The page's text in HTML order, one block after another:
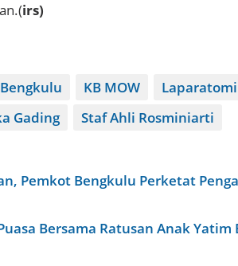
irs)
KB MOW
Laparatomi
Gading
Staf Ahli Rosminiarti
Pemkot Bengkulu Perketat
Bersama Ratusan Anak